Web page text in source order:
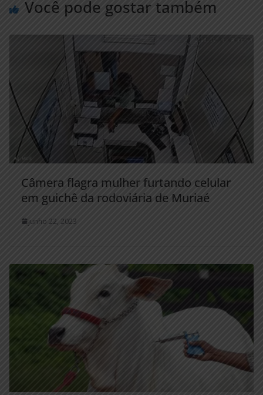
Você pode gostar também
Câmera flagra mulher furtando celular
em guichê da rodoviária de Muriaé
junho 22, 2023